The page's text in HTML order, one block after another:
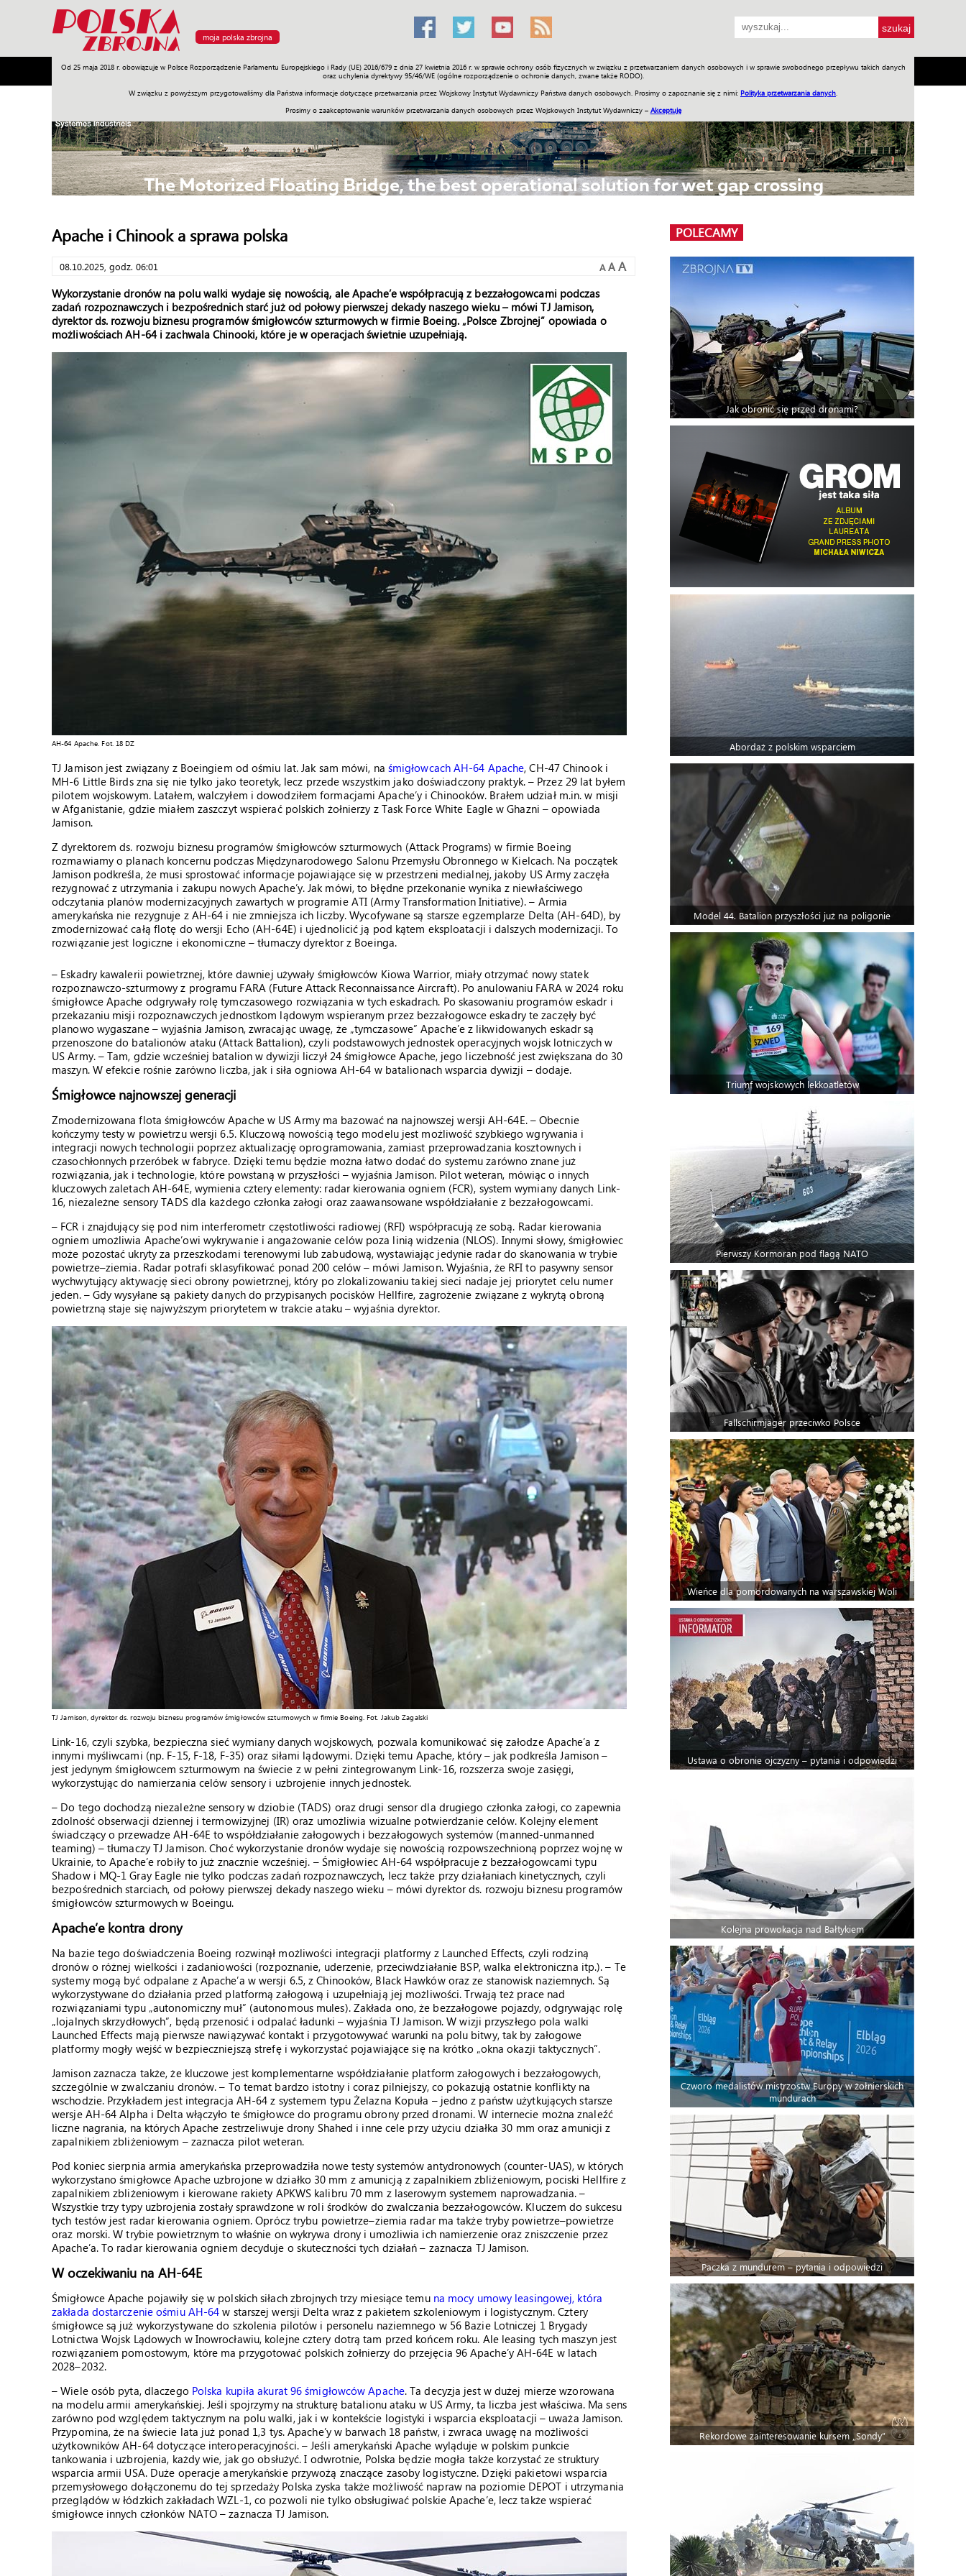
moja polska zbrojna
Od 25 maja 2018 r. obowiązuje w Polsce Rozporządzenie Parlamentu Europejskiego i Rady (UE) 2016/679 z dnia 27 kwietnia 2016 r. w sprawie ochrony osób fizycznych w związku z przetwarzaniem danych osobowych i w sprawie swobodnego przepływu takich danych
oraz uchylenia dyrektywy 95/46/WE (ogólne rozporządzenie o ochronie danych, zwane także RODO).
W związku z powyższym przygotowaliśmy dla Państwa informacje dotyczące przetwarzania przez Wojskowy Instytut Wydawniczy Państwa danych osobowych. Prosimy o zapoznanie się z nimi: Polityka przetwarzania danych
Prosimy o zaakceptowanie warunków przetwarzania danych osobowych przez Wojskowych Instytut Wydawniczy – Akceptuję
Armia Poligon Sprzęt Misje Polityka Prawo Świat Społeczność Sport Historia Galerie Wideo ENGLISH SKLEP Jednodniówki Praca w WIW
Apache i Chinook a sprawa polska
08.10.2025, godz. 06:01 A A A
Wykorzystanie dronów na polu walki wydaje się nowością, ale Apache’e współpracują z bezzałogowcami podczas
zadań rozpoznawczych i bezpośrednich starć już od połowy pierwszej dekady naszego wieku – mówi TJ Jamison,
dyrektor ds. rozwoju biznesu programów śmigłowców szturmowych w firmie Boeing. „Polsce Zbrojnej” opowiada o
możliwościach AH-64 i zachwala Chinooki, które je w operacjach świetnie uzupełniają.
AH-64 Apache. Fot. 18 DZ
TJ Jamison jest związany z Boeingiem od ośmiu lat. Jak sam mówi, na śmigłowcach AH-64 Apache, CH-47 Chinook i
MH-6 Little Birds zna się nie tylko jako teoretyk, lecz przede wszystkim jako doświadczony praktyk. – Przez 29 lat byłem
pilotem wojskowym. Latałem, walczyłem i dowodziłem formacjami Apache’y i Chinooków. Brałem udział m.in. w misji
w Afganistanie, gdzie miałem zaszczyt wspierać polskich żołnierzy z Task Force White Eagle w Ghazni – opowiada
Jamison.
Z dyrektorem ds. rozwoju biznesu programów śmigłowców szturmowych (Attack Programs) w firmie Boeing
rozmawiamy o planach koncernu podczas Międzynarodowego Salonu Przemysłu Obronnego w Kielcach. Na początek
Jamison podkreśla, że musi sprostować informacje pojawiające się w przestrzeni medialnej, jakoby US Army zaczęła
rezygnować z utrzymania i zakupu nowych Apache’y. Jak mówi, to błędne przekonanie wynika z niewłaściwego
odczytania planów modernizacyjnych zawartych w programie ATI (Army Transformation Initiative). – Armia
amerykańska nie rezygnuje z AH-64 i nie zmniejsza ich liczby. Wycofywane są starsze egzemplarze Delta (AH-64D), by
zmodernizować całą flotę do wersji Echo (AH-64E) i ujednolicić ją pod kątem eksploatacji i dalszych modernizacji. To
rozwiązanie jest logiczne i ekonomiczne – tłumaczy dyrektor z Boeinga.
– Eskadry kawalerii powietrznej, które dawniej używały śmigłowców Kiowa Warrior, miały otrzymać nowy statek
rozpoznawczo-szturmowy z programu FARA (Future Attack Reconnaissance Aircraft). Po anulowaniu FARA w 2024 roku
śmigłowce Apache odgrywały rolę tymczasowego rozwiązania w tych eskadrach. Po skasowaniu programów eskadr i
przekazaniu misji rozpoznawczych jednostkom lądowym wspieranym przez bezzałogowce eskadry te zaczęły być
planowo wygaszane – wyjaśnia Jamison, zwracając uwagę, że „tymczasowe” Apache’e z likwidowanych eskadr są
przenoszone do batalionów ataku (Attack Battalion), czyli podstawowych jednostek operacyjnych wojsk lotniczych w
US Army. – Tam, gdzie wcześniej batalion w dywizji liczył 24 śmigłowce Apache, jego liczebność jest zwiększana do 30
maszyn. W efekcie rośnie zarówno liczba, jak i siła ogniowa AH-64 w batalionach wsparcia dywizji – dodaje.
Śmigłowce najnowszej generacji
Zmodernizowana flota śmigłowców Apache w US Army ma bazować na najnowszej wersji AH-64E. – Obecnie
kończymy testy w powietrzu wersji 6.5. Kluczową nowością tego modelu jest możliwość szybkiego wgrywania i
integracji nowych technologii poprzez aktualizację oprogramowania, zamiast przeprowadzania kosztownych i
czasochłonnych przeróbek w fabryce. Dzięki temu będzie można łatwo dodać do systemu zarówno znane już
rozwiązania, jak i technologie, które powstaną w przyszłości – wyjaśnia Jamison. Pilot weteran, mówiąc o innych
kluczowych zaletach AH-64E, wymienia cztery elementy: radar kierowania ogniem (FCR), system wymiany danych Link-
16, niezależne sensory TADS dla każdego członka załogi oraz zaawansowane współdziałanie z bezzałogowcami.
– FCR i znajdujący się pod nim interferometr częstotliwości radiowej (RFI) współpracują ze sobą. Radar kierowania
ogniem umożliwia Apache’owi wykrywanie i angażowanie celów poza linią widzenia (NLOS). Innymi słowy, śmigłowiec
może pozostać ukryty za przeszkodami terenowymi lub zabudową, wystawiając jedynie radar do skanowania w trybie
powietrze–ziemia. Radar potrafi sklasyfikować ponad 200 celów – mówi Jamison. Wyjaśnia, że RFI to pasywny sensor
wychwytujący aktywację sieci obrony powietrznej, który po zlokalizowaniu takiej sieci nadaje jej priorytet celu numer
jeden. – Gdy wysyłane są pakiety danych do przypisanych pocisków Hellfire, zagrożenie związane z wykrytą obroną
powietrzną staje się najwyższym priorytetem w trakcie ataku – wyjaśnia dyrektor.
TJ Jamison, dyrektor ds. rozwoju biznesu programów śmigłowców szturmowych w firmie Boeing. Fot. Jakub Zagalski
Link-16, czyli szybka, bezpieczna sieć wymiany danych wojskowych, pozwala komunikować się załodze Apache’a z
innymi myśliwcami (np. F-15, F-18, F-35) oraz siłami lądowymi. Dzięki temu Apache, który – jak podkreśla Jamison –
jest jedynym śmigłowcem szturmowym na świecie z w pełni zintegrowanym Link-16, rozszerza swoje zasięgi,
wykorzystując do namierzania celów sensory i uzbrojenie innych jednostek.
– Do tego dochodzą niezależne sensory w dziobie (TADS) oraz drugi sensor dla drugiego członka załogi, co zapewnia
zdolność obserwacji dziennej i termowizyjnej (IR) oraz umożliwia wizualne potwierdzanie celów. Kolejny element
świadczący o przewadze AH-64E to współdziałanie załogowych i bezzałogowych systemów (manned-unmanned
teaming) – tłumaczy TJ Jamison. Choć wykorzystanie dronów wydaje się nowością rozpowszechnioną poprzez wojnę w
Ukrainie, to Apache’e robiły to już znacznie wcześniej. – Śmigłowiec AH-64 współpracuje z bezzałogowcami typu
Shadow i MQ-1 Gray Eagle nie tylko podczas zadań rozpoznawczych, lecz także przy działaniach kinetycznych, czyli
bezpośrednich starciach, od połowy pierwszej dekady naszego wieku – mówi dyrektor ds. rozwoju biznesu programów
śmigłowców szturmowych w Boeingu.
Apache’e kontra drony
Na bazie tego doświadczenia Boeing rozwinął możliwości integracji platformy z Launched Effects, czyli rodziną
dronów o różnej wielkości i zadaniowości (rozpoznanie, uderzenie, przeciwdziałanie BSP, walka elektroniczna itp.). – Te
systemy mogą być odpalane z Apache’a w wersji 6.5, z Chinooków, Black Hawków oraz ze stanowisk naziemnych. Są
wykorzystywane do działania przed platformą załogową i uzupełniają jej możliwości. Trwają też prace nad
rozwiązaniami typu „autonomiczny muł” (autonomous mules). Zakłada ono, że bezzałogowe pojazdy, odgrywając rolę
„lojalnych skrzydłowych”, będą przenosić i odpalać ładunki – wyjaśnia TJ Jamison. W wizji przyszłego pola walki
Launched Effects mają pierwsze nawiązywać kontakt i przygotowywać warunki na polu bitwy, tak by załogowe
platformy mogły wejść w bezpieczniejszą strefę i wykorzystać pojawiające się na krótko „okna okazji taktycznych”.
Jamison zaznacza także, że kluczowe jest komplementarne współdziałanie platform załogowych i bezzałogowych,
szczególnie w zwalczaniu dronów. – To temat bardzo istotny i coraz pilniejszy, co pokazują ostatnie konflikty na
wschodzie. Przykładem jest integracja AH-64 z systemem typu Żelazna Kopuła – jedno z państw użytkujących starsze
wersje AH-64 Alpha i Delta włączyło te śmigłowce do programu obrony przed dronami. W internecie można znaleźć
liczne nagrania, na których Apache zestrzeliwuje drony Shahed i inne cele przy użyciu działka 30 mm oraz amunicji z
zapalnikiem zbliżeniowym – zaznacza pilot weteran.
Pod koniec sierpnia armia amerykańska przeprowadziła nowe testy systemów antydronowych (counter-UAS), w których
wykorzystano śmigłowce Apache uzbrojone w działko 30 mm z amunicją z zapalnikiem zbliżeniowym, pociski Hellfire z
zapalnikiem zbliżeniowym i kierowane rakiety APKWS kalibru 70 mm z laserowym systemem naprowadzania. –
Wszystkie trzy typy uzbrojenia zostały sprawdzone w roli środków do zwalczania bezzałogowców. Kluczem do sukcesu
tych testów jest radar kierowania ogniem. Oprócz trybu powietrze–ziemia radar ma także tryby powietrze–powietrze
oraz morski. W trybie powietrznym to właśnie on wykrywa drony i umożliwia ich namierzenie oraz zniszczenie przez
Apache’a. To radar kierowania ogniem decyduje o skuteczności tych działań – zaznacza TJ Jamison.
W oczekiwaniu na AH-64E
Śmigłowce Apache pojawiły się w polskich siłach zbrojnych trzy miesiące temu na mocy umowy leasingowej, która
zakłada dostarczenie ośmiu AH-64 w starszej wersji Delta wraz z pakietem szkoleniowym i logistycznym. Cztery
śmigłowce są już wykorzystywane do szkolenia pilotów i personelu naziemnego w 56 Bazie Lotniczej 1 Brygady
Lotnictwa Wojsk Lądowych w Inowrocławiu, kolejne cztery dotrą tam przed końcem roku. Ale leasing tych maszyn jest
rozwiązaniem pomostowym, które ma przygotować polskich żołnierzy do przejęcia 96 Apache’y AH-64E w latach
2028–2032.
– Wiele osób pyta, dlaczego Polska kupiła akurat 96 śmigłowców Apache. Ta decyzja jest w dużej mierze wzorowana
na modelu armii amerykańskiej. Jeśli spojrzymy na strukturę batalionu ataku w US Army, ta liczba jest właściwa. Ma sens
zarówno pod względem taktycznym na polu walki, jak i w kontekście logistyki i wsparcia eksploatacji – uważa Jamison.
Przypomina, że na świecie lata już ponad 1,3 tys. Apache’y w barwach 18 państw, i zwraca uwagę na możliwości
użytkowników AH-64 dotyczące interoperacyjności. – Jeśli amerykański Apache wyląduje w polskim punkcie
tankowania i uzbrojenia, każdy wie, jak go obsłużyć. I odwrotnie, Polska będzie mogła także korzystać ze struktury
wsparcia armii USA. Duże operacje amerykańskie przywożą znaczące zasoby logistyczne. Dzięki pakietowi wsparcia
przemysłowego dołączonemu do tej sprzedaży Polska zyska także możliwość napraw na poziomie DEPOT i utrzymania
przeglądów w łódzkich zakładach WZL-1, co pozwoli nie tylko obsługiwać polskie Apache’e, lecz także wspierać
śmigłowce innych członków NATO – zaznacza TJ Jamison.
POLECAMY
Jak obronić się przed dronami?
Abordaż z polskim wsparciem
Model 44. Batalion przyszłości już na poligonie
Triumf wojskowych lekkoatletów
Pierwszy Kormoran pod flagą NATO
Fallschirmjäger przeciwko Polsce
Wieńce dla pomordowanych na warszawskiej Woli
Ustawa o obronie ojczyzny – pytania i odpowiedzi
Kolejna prowokacja nad Bałtykiem
Czworo medalistów mistrzostw Europy w żołnierskich
mundurach
Paczka z mundurem – pytania i odpowiedzi
Rekordowe zainteresowanie kursem „Sondy”